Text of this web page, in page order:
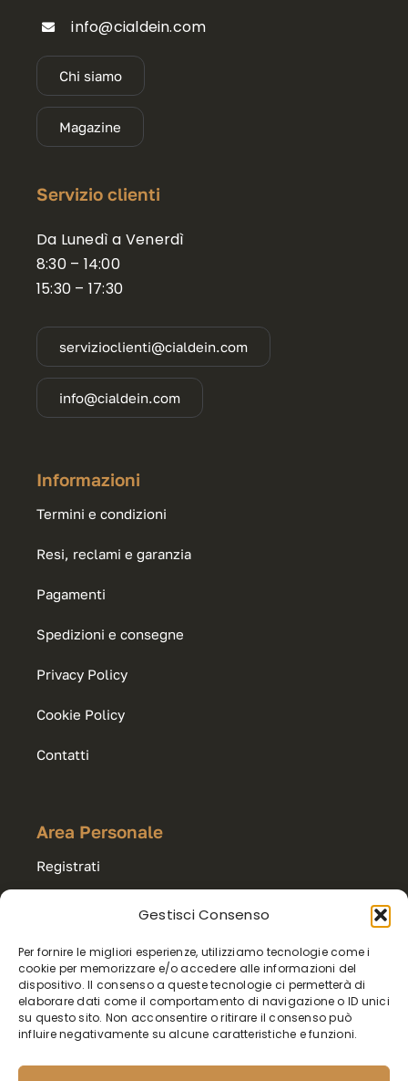
Gestisci Consenso
Per fornire le migliori esperienze, utilizziamo tecnologie come i
cookie per memorizzare e/o accedere alle informazioni del
dispositivo. Il consenso a queste tecnologie ci permetterà di
elaborare dati come il comportamento di navigazione o ID unici
su questo sito. Non acconsentire o ritirare il consenso può
influire negativamente su alcune caratteristiche e funzioni.
info@cialdein.com
Chi siamo
Magazine
Servizio clienti
Da Lunedì a Venerdì
8:30 – 14:00
15:30 – 17:30
servizioclienti@cialdein.com
info@cialdein.com
Informazioni
Termini e condizioni
Resi, reclami e garanzia
Pagamenti
Spedizioni e consegne
Privacy Policy
Cookie Policy
Contatti
Area Personale
Registrati
Carrello
Export & Wholesale